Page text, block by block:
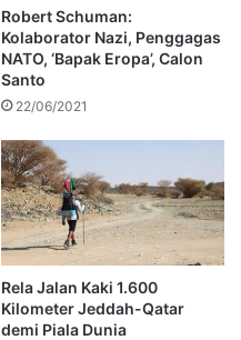
Robert Schuman:
Kolaborator Nazi, Penggagas
NATO, ‘Bapak Eropa’, Calon
Santo
22/06/2021
Rela Jalan Kaki 1.600
Kilometer Jeddah-Qatar
demi Piala Dunia